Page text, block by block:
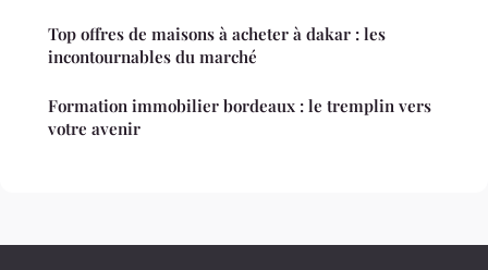
Top offres de maisons à acheter à dakar : les
incontournables du marché
Formation immobilier bordeaux : le tremplin vers
votre avenir